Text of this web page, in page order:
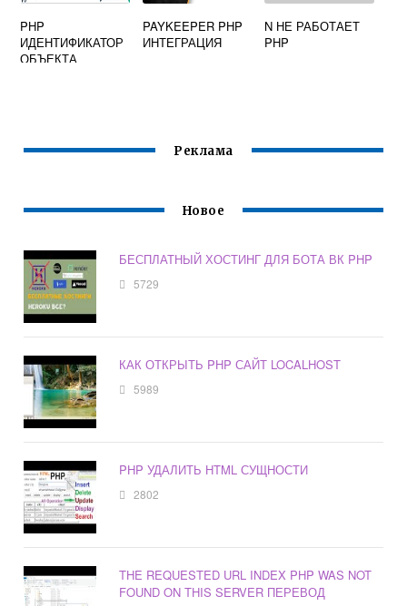
PHP
ИДЕНТИФИКАТОР
ОБЪЕКТА
PAYKEEPER PHP
ИНТЕГРАЦИЯ
N НЕ РАБОТАЕТ
PHP
Реклама
Новое
БЕСПЛАТНЫЙ ХОСТИНГ ДЛЯ БОТА ВК PHP
5729
КАК ОТКРЫТЬ PHP САЙТ LOCALHOST
5989
PHP УДАЛИТЬ HTML СУЩНОСТИ
2802
THE REQUESTED URL INDEX PHP WAS NOT
FOUND ON THIS SERVER ПЕРЕВОД